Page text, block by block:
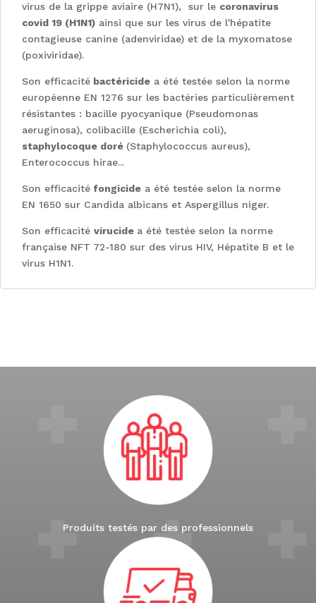
virus de la grippe aviaire (H7N1), sur le coronavirus
covid 19 (H1N1) ainsi que sur les virus de l'hépatite
contagieuse canine (adenviridae) et de la myxomatose
(poxiviridae).
Son efficacité bactéricide a été testée selon la norme
européenne EN 1276 sur les bactéries particulièrement
résistantes : bacille pyocyanique (Pseudomonas
aeruginosa), colibacille (Escherichia coli),
staphylocoque doré (Staphylococcus aureus),
Enterococcus hirae...
Son efficacité fongicide a été testée selon la norme
EN 1650 sur Candida albicans et Aspergillus niger.
Son efficacité virucide a été testée selon la norme
française NFT 72-180 sur des virus HIV, Hépatite B et le
virus H1N1.
Produits testés par des professionnels